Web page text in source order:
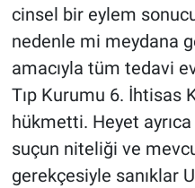
cinsel bir eylem
nedenle mi meydana
amacıyla tüm tedavi
Tıp Kurumu 6. İhtisas
hükmetti. Heyet
suçun niteliği ve
gerekçesiyle sanıklar